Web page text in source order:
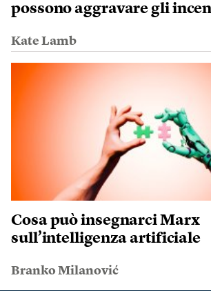
possono aggravare gli
Kate Lamb
Cosa può insegnarci Marx
sull’intelligenza artificiale
Branko Milanović